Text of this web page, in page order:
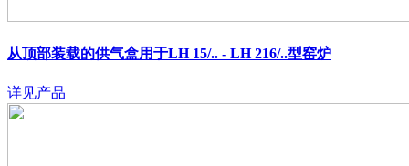
从顶部装载的供气盒用于LH 15/.. - LH 216/..型窑炉
详见产品